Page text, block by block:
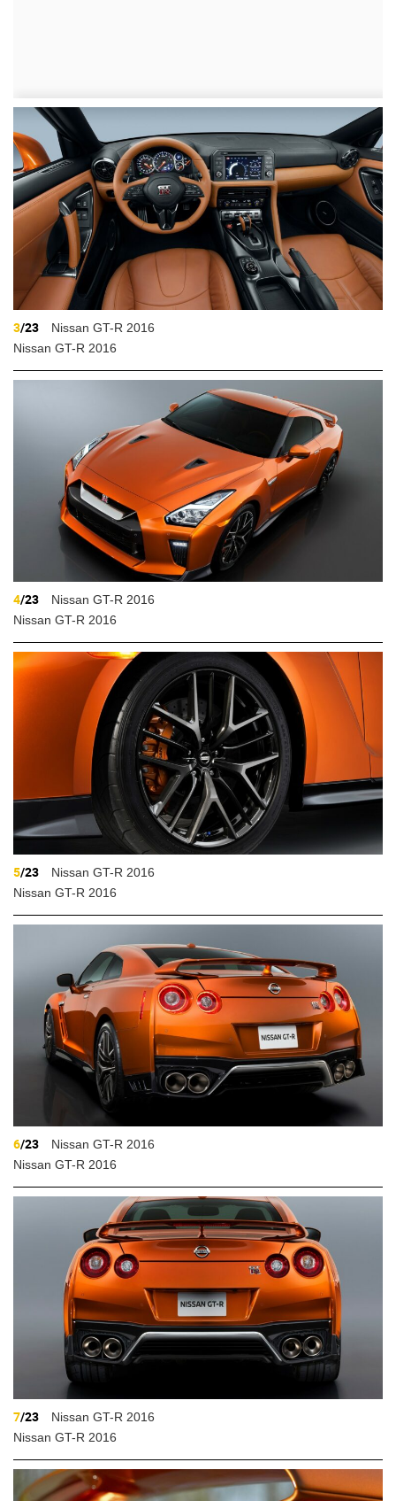
3/23
Nissan GT-R 2016
Nissan GT-R 2016
4/23
Nissan GT-R 2016
Nissan GT-R 2016
5/23
Nissan GT-R 2016
Nissan GT-R 2016
6/23
Nissan GT-R 2016
Nissan GT-R 2016
7/23
Nissan GT-R 2016
Nissan GT-R 2016